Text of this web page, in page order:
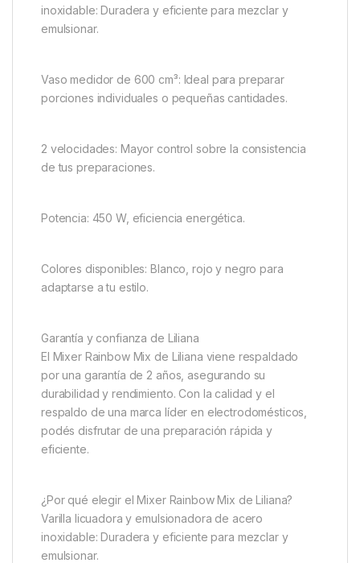
inoxidable: Duradera y eficiente para mezclar y
emulsionar.
Vaso medidor de 600 cm³: Ideal para preparar
porciones individuales o pequeñas cantidades.
2 velocidades: Mayor control sobre la consistencia
de tus preparaciones.
Potencia: 450 W, eficiencia energética.
Colores disponibles: Blanco, rojo y negro para
adaptarse a tu estilo.
Garantía y confianza de Liliana
El Mixer Rainbow Mix de Liliana viene respaldado
por una garantía de 2 años, asegurando su
durabilidad y rendimiento. Con la calidad y el
respaldo de una marca líder en electrodomésticos,
podés disfrutar de una preparación rápida y
eficiente.
¿Por qué elegir el Mixer Rainbow Mix de Liliana?
Varilla licuadora y emulsionadora de acero
inoxidable: Duradera y eficiente para mezclar y
emulsionar.